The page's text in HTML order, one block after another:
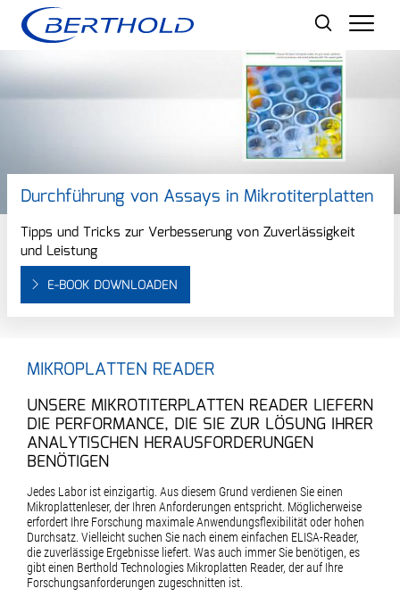
Durchführung von Assays in Mikrotiterplatten
Tipps und Tricks zur Verbesserung von Zuverlässigkeit
und Leistung
E-BOOK DOWNLOADEN
MIKROPLATTEN READER
UNSERE MIKROTITERPLATTEN READER LIEFERN
DIE PERFORMANCE, DIE SIE ZUR LÖSUNG IHRER
ANALYTISCHEN HERAUSFORDERUNGEN
BENÖTIGEN
Jedes Labor ist einzigartig. Aus diesem Grund verdienen Sie einen
Mikroplattenleser, der Ihren Anforderungen entspricht. Möglicherweise
erfordert Ihre Forschung maximale Anwendungsflexibilität oder hohen
Durchsatz. Vielleicht suchen Sie nach einem einfachen ELISA-Reader,
die zuverlässige Ergebnisse liefert. Was auch immer Sie benötigen, es
gibt einen Berthold Technologies Mikroplatten Reader, der auf Ihre
Forschungsanforderungen zugeschnitten ist.